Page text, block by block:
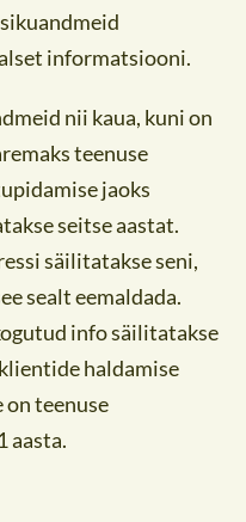
informatsiooni.
nii kaua, kuni on
teenuse
jaoks
seitse aastat.
säilitatakse seni,
sealt eemaldada.
info säilitatakse
haldamise
on teenuse
aasta.